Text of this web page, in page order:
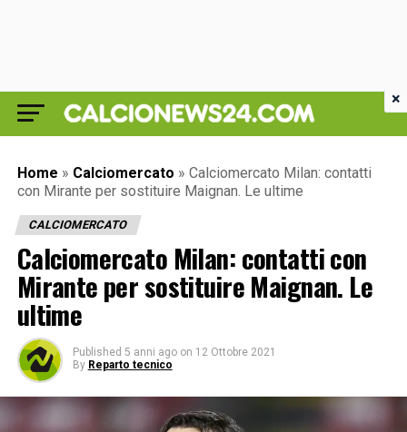
Home » Calciomercato » Calciomercato Milan: contatti
con Mirante per sostituire Maignan. Le ultime
CALCIOMERCATO
Calciomercato Milan: contatti con
Mirante per sostituire Maignan. Le
ultime
Published 5 anni ago on 12 Ottobre 2021
By Reparto tecnico
×